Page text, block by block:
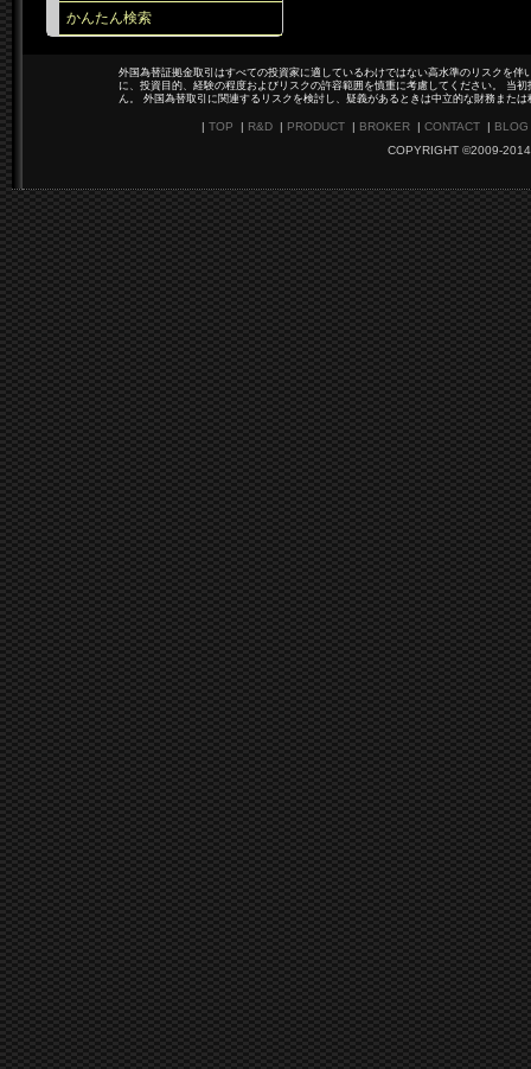
かんたん検索
外国為替証拠金取引はすべての投資家に適しているわけではない高水準のリスクを
に、投資目的、経験の程度およびリスクの許容範囲を慎重に考慮してください。 当
ん。 外国為替取引に関連するリスクを検討し、疑義があるときは中立的な財務また
| TOP | R&D| PRODUCT| BROKER| CONTACT| BLOG
COPYRIGHT ©2009-